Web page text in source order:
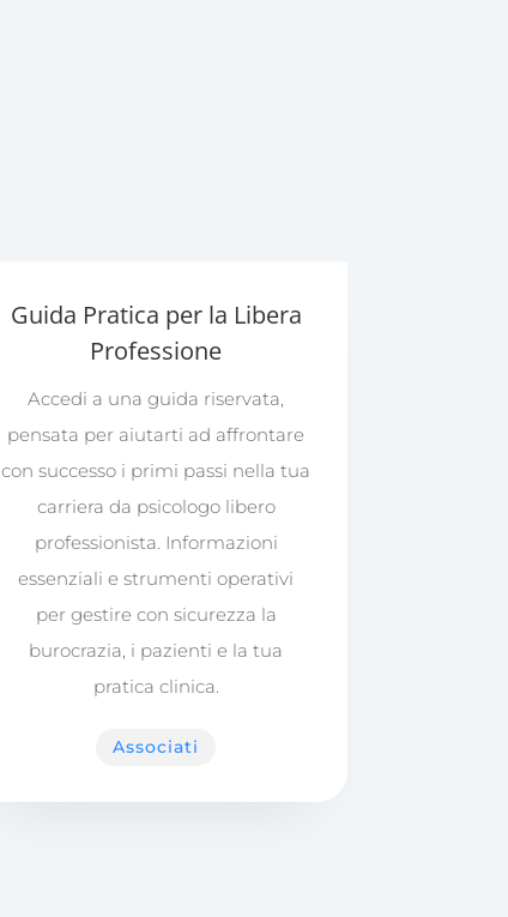
Guida Pratica per la Libera
Professione
Accedi a una guida riservata,
pensata per aiutarti ad affrontare
con successo i primi passi nella tua
carriera da psicologo libero
professionista. Informazioni
essenziali e strumenti operativi
per gestire con sicurezza la
burocrazia, i pazienti e la tua
pratica clinica.
Associati